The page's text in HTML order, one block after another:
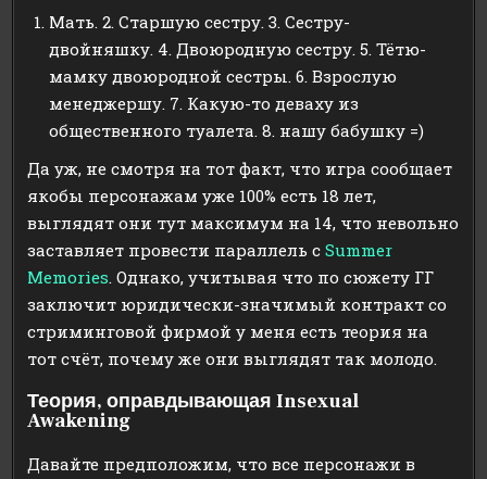
Мать. 2. Старшую сестру. 3. Сестру-
двойняшку. 4. Двоюродную сестру. 5. Тётю-
мамку двоюродной сестры. 6. Взрослую
менеджершу. 7. Какую-то деваху из
общественного туалета. 8. нашу бабушку =)
Да уж, не смотря на тот факт, что игра сообщает
якобы персонажам уже 100% есть 18 лет,
выглядят они тут максимум на 14, что невольно
заставляет провести параллель сSummer
Memories. Однако, учитывая что по сюжету ГГ
заключит юридически-значимый контракт со
стриминговой фирмой у меня есть теория на
тот счёт, почему же они выглядят так молодо.
Теория, оправдывающая Insexual
Awakening
Давайте предположим, что все персонажи в